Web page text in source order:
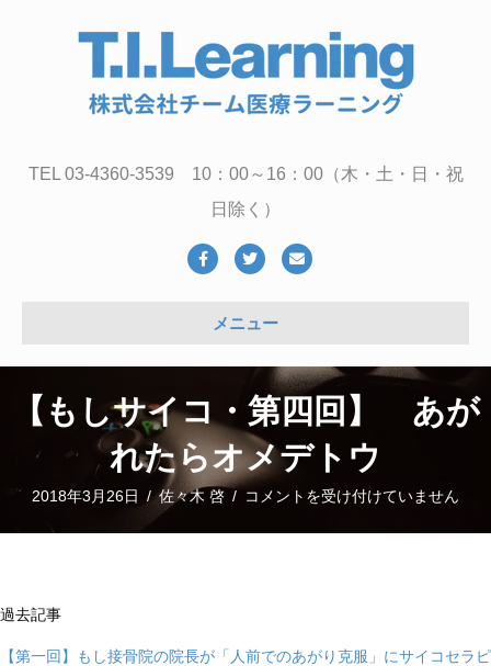
TEL 03-4360-3539 10：00～16：00（木・土・日・祝
日除く）
FacebookTwitterEmail
メニュー
【もしサイコ・第四回】 あが
れたらオメデトウ
2018年3月26日 /佐々木 啓 / 【も
第
コメントを受け付けていません
過去記事
【第一回】もし接骨院の院長が「人前でのあがり克服」にサイコセラピ